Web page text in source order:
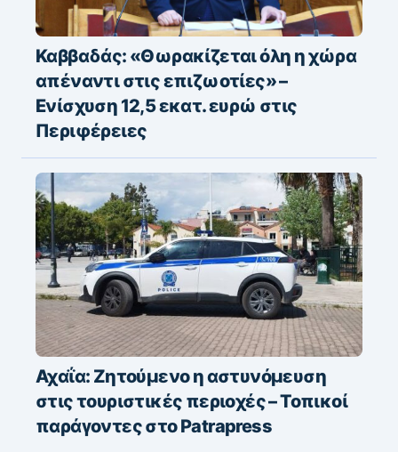
Καββαδάς: «Θωρακίζεται όλη η χώρα
απέναντι στις επιζωοτίες» –
Ενίσχυση 12,5 εκατ. ευρώ στις
Περιφέρειες
Αχαΐα: Ζητούμενο η αστυνόμευση
στις τουριστικές περιοχές – Τοπικοί
παράγοντες στο Patrapress